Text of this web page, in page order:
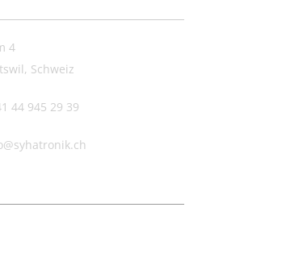
4
Schweiz
44 945 29 39